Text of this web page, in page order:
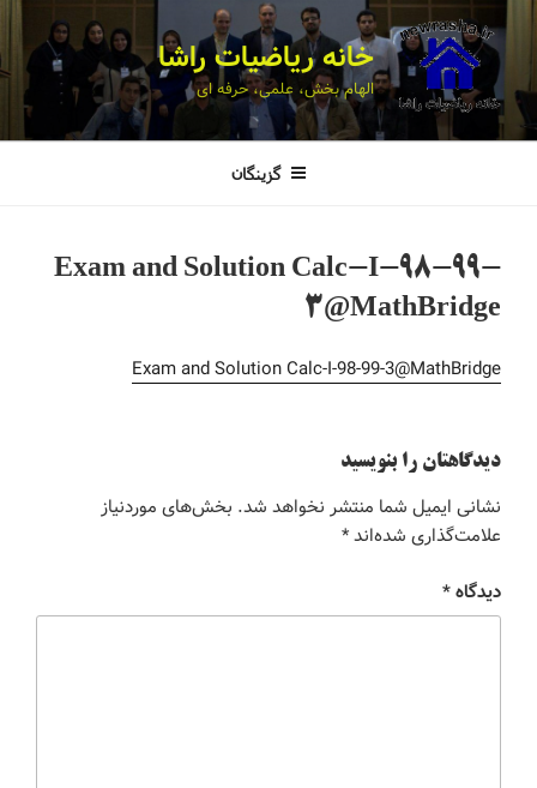
خانه ریاضیات راشا
الهام بخش، علمی، حرفه ای
گزینگان
Exam and Solution Calc-I-98-99-
3@MathBridge
Exam and Solution Calc-I-98-99-3@MathBridge
دیدگاهتان را بنویسید
نشانی ایمیل شما منتشر نخواهد شد. بخش‌های موردنیاز
علامت‌گذاری شده‌اند*
دیدگاه*